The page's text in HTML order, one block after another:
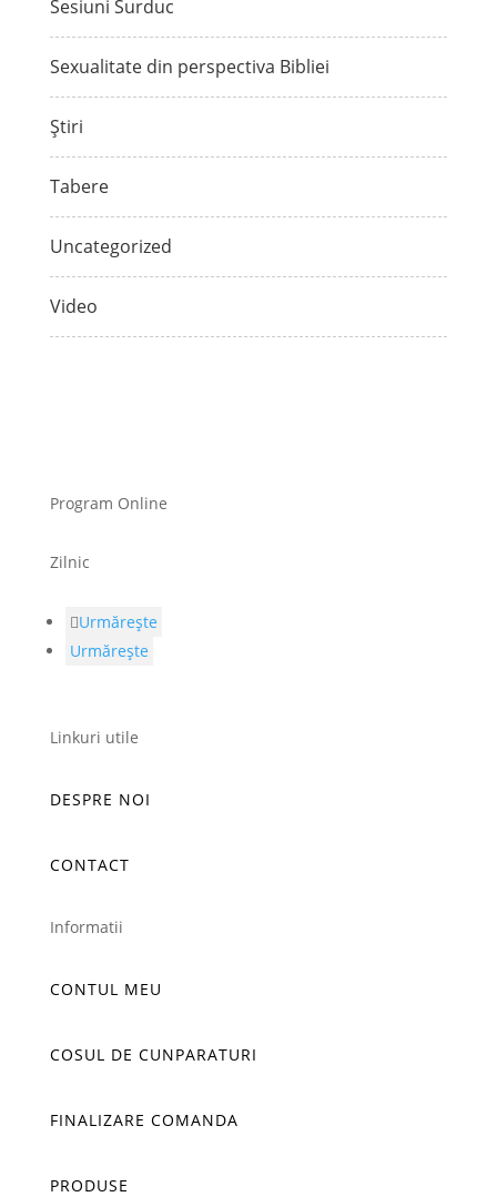
Sesiuni Surduc
Sexualitate din perspectiva Bibliei
Știri
Tabere
Uncategorized
Video
Program Online
Zilnic
Urmărește
Urmărește
Linkuri utile
DESPRE NOI
CONTACT
Informatii
CONTUL MEU
COSUL DE CUNPARATURI
FINALIZARE COMANDA
PRODUSE